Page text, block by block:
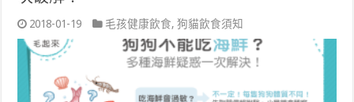
2018-01-19 毛孩健康飲食,狗貓飲食須知